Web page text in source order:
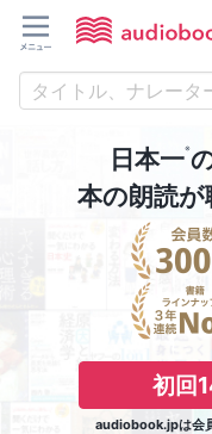
日本一※
本の朗読
初回
audiobook.jpは会